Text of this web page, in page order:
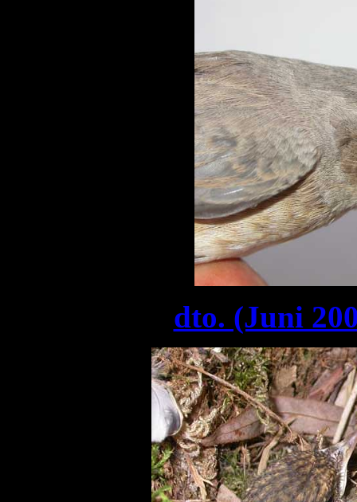
dto. (Juni